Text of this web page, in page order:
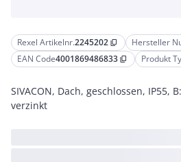
Rexel Artikelnr.2245202 content_copy Hersteller
EAN Code4001869486833 content_copy Produkt
SIVACON, Dach, geschlossen, IP55,
verzinkt